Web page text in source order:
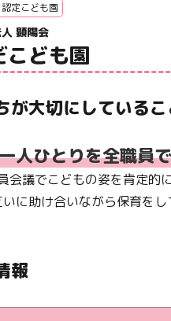
認定こども園
顕陽会
こども園
が大切にしているこ
人ひとりを全職員
会議でこどもの姿を肯定的
いに助け合いながら保育をし
報